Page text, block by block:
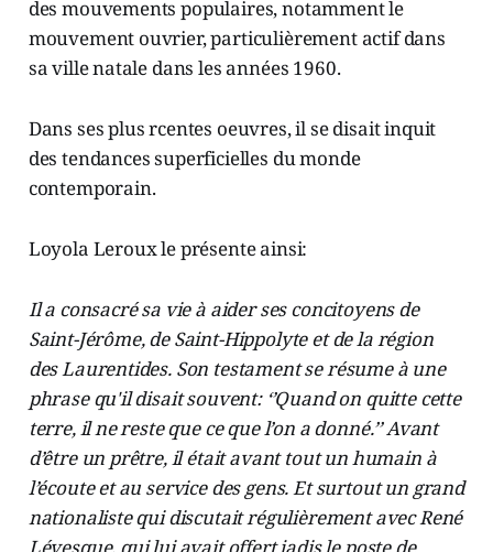
des mouvements populaires, notamment le
mouvement ouvrier, particulièrement actif dans
sa ville natale dans les années 1960.
Dans ses plus rcentes oeuvres, il se disait inquit
des tendances superficielles du monde
contemporain.
Loyola Leroux le présente ainsi:
Il a consacré sa vie à aider ses concitoyens de
Saint-Jérôme, de Saint-Hippolyte et de la région
des Laurentides. Son testament se résume à une
phrase qu'il disait souvent: ‘’Quand on quitte cette
terre, il ne reste que ce que l’on a donné.’’ Avant
d’être un prêtre, il était avant tout un humain à
l’écoute et au service des gens. Et surtout un grand
nationaliste qui discutait régulièrement avec René